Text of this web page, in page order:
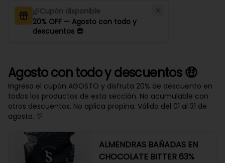
Cupón disponible
20% OFF — Agosto con todo y
descuentos 😎
Agosto con todo y descuentos 🤑
Ingresa el cupón AGOSTO y disfruta 20% de descuento en
todos los productos de esta sección. No acumulable con
otros descuentos. No aplica propina. Válido del 01 al 31 de
agosto. 🎊
ALMENDRAS BAÑADAS EN
CHOCOLATE BITTER 63%